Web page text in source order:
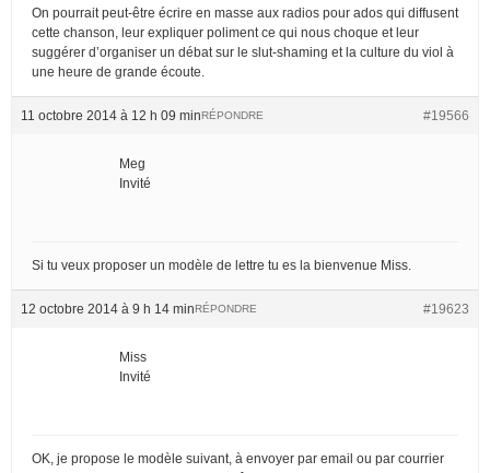
On pourrait peut-être écrire en masse aux radios pour ados qui diffusent
cette chanson, leur expliquer poliment ce qui nous choque et leur
suggérer d’organiser un débat sur le slut-shaming et la culture du viol à
une heure de grande écoute.
11 octobre 2014 à 12 h 09 min #19566
RÉPONDRE
Meg
Invité
Si tu veux proposer un modèle de lettre tu es la bienvenue Miss.
12 octobre 2014 à 9 h 14 min #19623
RÉPONDRE
Miss
Invité
OK, je propose le modèle suivant, à envoyer par email ou par courrier